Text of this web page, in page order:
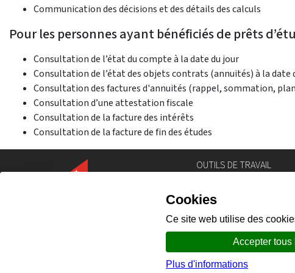
Communication des décisions et des détails des calculs
Pour les personnes ayant bénéficiés de prêts
Consultation de l’état du compte à la date du jour
Consultation de l’état des objets contrats (annuités) à la date
Consultation des factures d'annuités (rappel, sommation,
Consultation d’une attestation fiscale
Consultation de la facture des intérêts
Consultation de la facture de fin des études
OUTILS DE TRAVAIL
Géoportail
Législation
Intranet
Portail des communes